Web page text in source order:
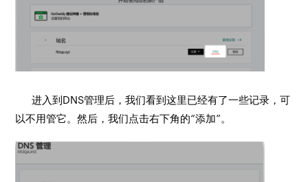
进入到DNS管理后，我们看到这里已经有了一些记录，可
以不用管它。然后，我们点击右下角的“添加”。